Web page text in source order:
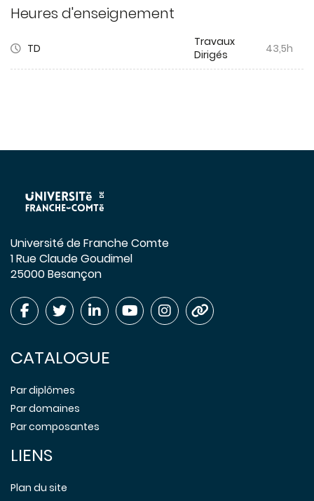
Heures d'enseignement
TD
Travaux
Dirigés
43,5h
Université de Franche Comte
1 Rue Claude Goudimel
25000 Besançon
CATALOGUE
Par diplômes
Par domaines
Par composantes
LIENS
Plan du site